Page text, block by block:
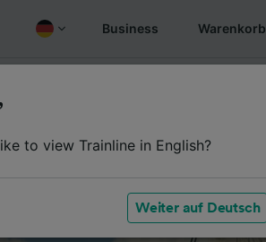
Business Warenkorb
to view Trainline in English?
Weiter auf Deutsch